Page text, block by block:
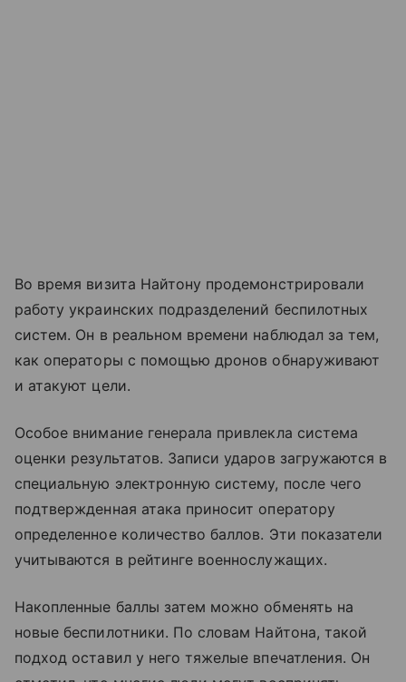
Во время визита Найтону продемонстрировали
работу украинских подразделений беспилотных
систем. Он в реальном времени наблюдал за тем,
как операторы с помощью дронов обнаруживают
и атакуют цели.
Особое внимание генерала привлекла система
оценки результатов. Записи ударов загружаются в
специальную электронную систему, после чего
подтвержденная атака приносит оператору
определенное количество баллов. Эти показатели
учитываются в рейтинге военнослужащих.
Накопленные баллы затем можно обменять на
новые беспилотники. По словам Найтона, такой
подход оставил у него тяжелые впечатления. Он